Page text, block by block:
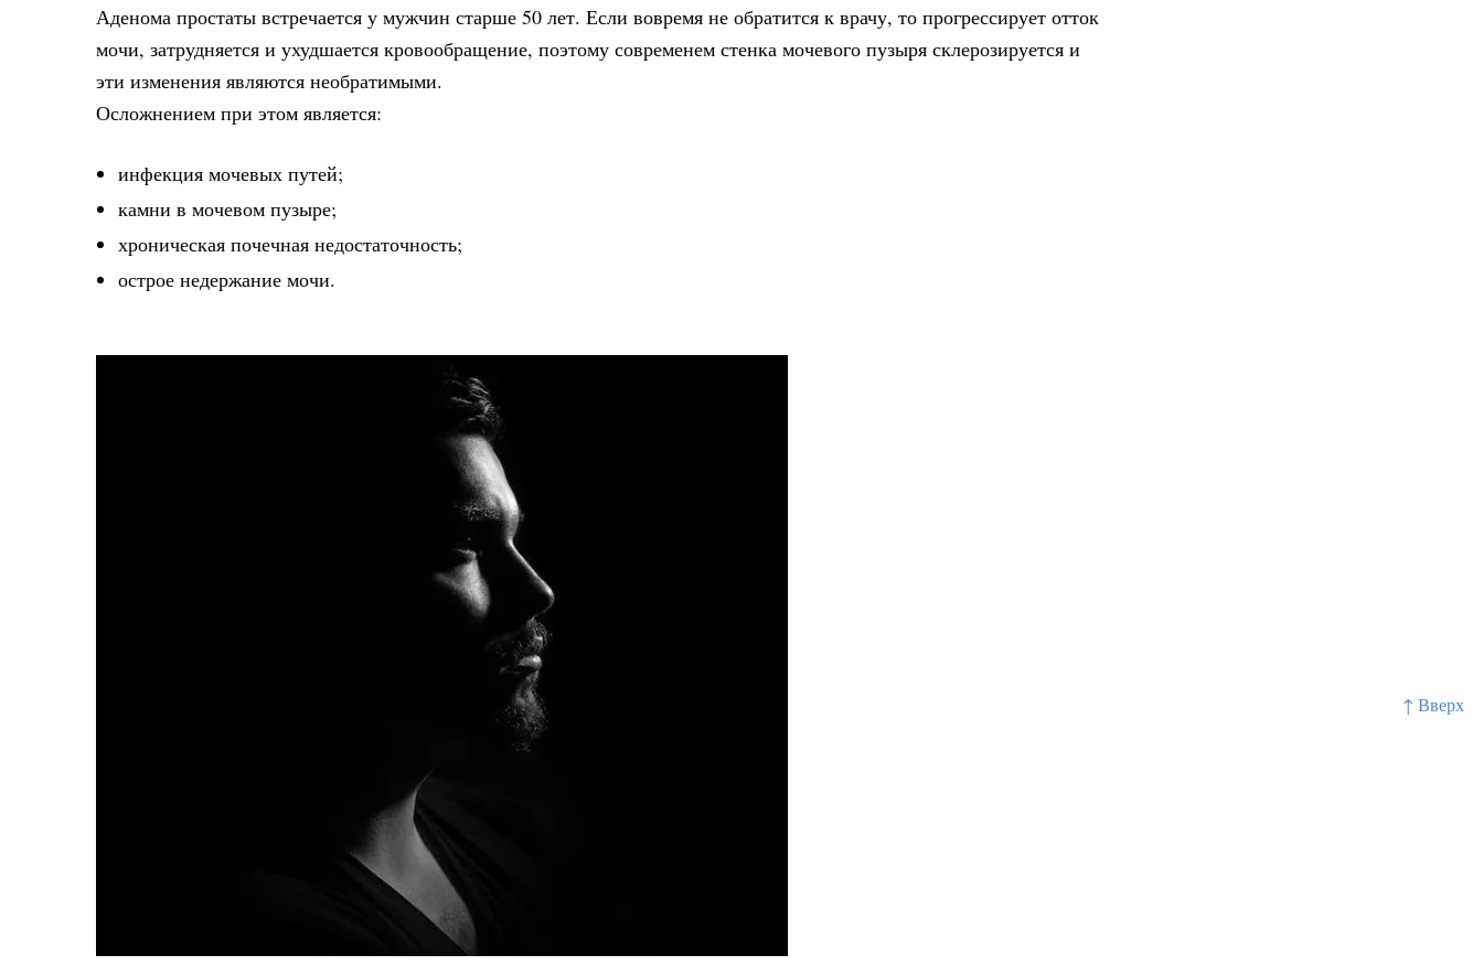
↑ Вверх
Аденома простаты встречается у мужчин старше 50 лет. Если вовремя не обратится к врачу, то прогрессирует отток
мочи, затрудняется и ухудшается кровообращение, поэтому современем стенка мочевого пузыря склерозируется и
эти изменения являются необратимыми.
Осложнением при этом является:
инфекция мочевых путей;
камни в мочевом пузыре;
хроническая почечная недостаточность;
острое недержание мочи.